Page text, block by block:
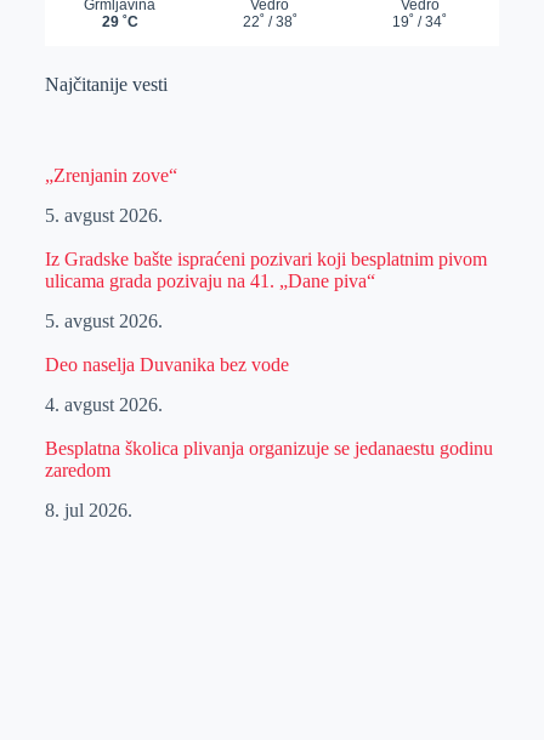
Najčitanije vesti
„Zrenjanin zove“
5. avgust 2026.
Iz Gradske bašte ispraćeni pozivari koji besplatnim pivom
ulicama grada pozivaju na 41. „Dane piva“
5. avgust 2026.
Deo naselja Duvanika bez vode
4. avgust 2026.
Besplatna školica plivanja organizuje se jedanaestu godinu
zaredom
8. jul 2026.